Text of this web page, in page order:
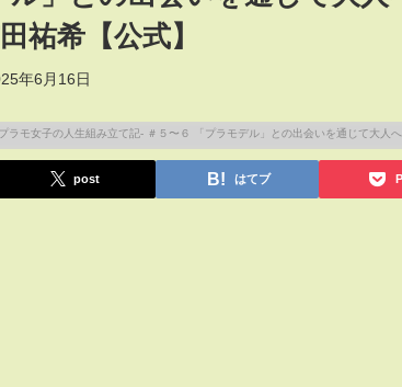
祐希【公式】
年6月16日
post はてブ